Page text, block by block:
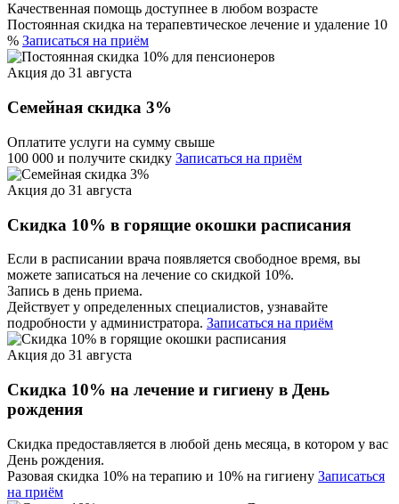
Качественная помощь доступнее в любом возрасте
Постоянная скидка на терапевтическое лечение и удаление 10
% Записаться на приём
Акция до 31 августа
Семейная скидка 3%
Оплатите услуги на сумму свыше
100 000 и получите скидку Записаться на приём
Акция до 31 августа
Скидка 10% в горящие окошки расписания
Если в расписании врача появляется свободное время, вы
можете записаться на лечение со скидкой 10%.
Запись в день приема.
Действует у определенных специалистов, узнавайте
подробности у администратора. Записаться на приём
Акция до 31 августа
Скидка 10% на лечение и гигиену в День
рождения
Скидка предоставляется в любой день месяца, в котором у вас
День рождения.
Разовая скидка 10% на терапию и 10% на гигиену Записаться
на приём